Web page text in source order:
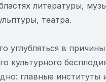
литературы,
театра.
углубляться в причины
культурного
главные институты